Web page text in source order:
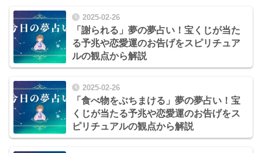
2025-02-26
「謝られる」夢の夢占い！宝くじが当た
る予兆や恋愛運のお告げをスピリチュア
ルの観点から解説
2025-02-26
「食べ物をぶちまける」夢の夢占い！宝
くじが当たる予兆や恋愛運のお告げをス
ピリチュアルの観点から解説